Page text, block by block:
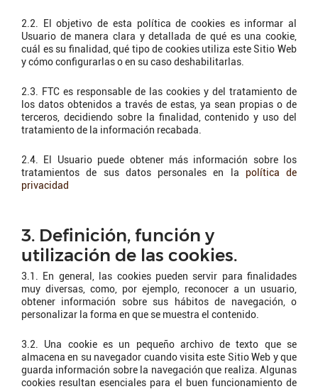
2.2. El objetivo de esta política de cookies es informar al
Usuario de manera clara y detallada de qué es una cookie,
cuál es su finalidad, qué tipo de cookies utiliza este Sitio Web
y cómo configurarlas o en su caso deshabilitarlas.
2.3. FTC es responsable de las cookies y del tratamiento de
los datos obtenidos a través de estas, ya sean propias o de
terceros, decidiendo sobre la finalidad, contenido y uso del
tratamiento de la información recabada.
2.4. El Usuario puede obtener más información sobre los
tratamientos de sus datos personales en la política de
privacidad
3. Definición, función y
utilización de las cookies.
3.1. En general, las cookies pueden servir para finalidades
muy diversas, como, por ejemplo, reconocer a un usuario,
obtener información sobre sus hábitos de navegación, o
personalizar la forma en que se muestra el contenido.
3.2. Una cookie es un pequeño archivo de texto que se
almacena en su navegador cuando visita este Sitio Web y que
guarda información sobre la navegación que realiza. Algunas
cookies resultan esenciales para el buen funcionamiento de